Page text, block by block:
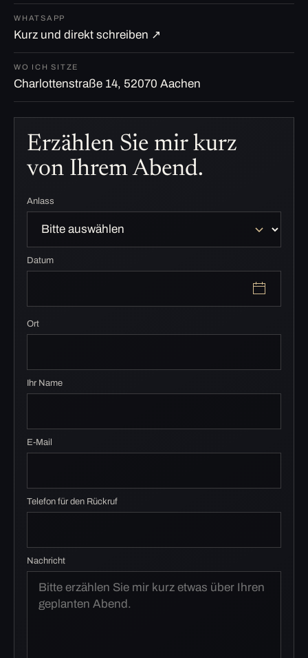
WHATSAPP
Kurz und direkt schreiben ↗
WO ICH SITZE
Charlottenstraße 14, 52070 Aachen
Erzählen Sie mir kurz
von Ihrem Abend.
Anlass
Datum
Ort
Ihr Name
E-Mail
Telefon für den Rückruf
Nachricht